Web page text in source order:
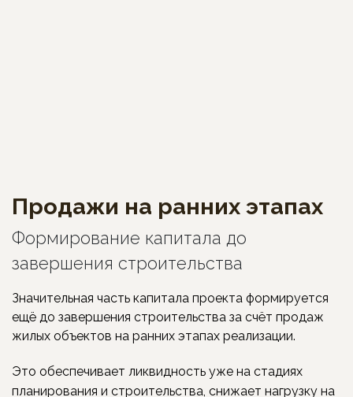
Продажи на ранних этапах
Формирование капитала до
завершения строительства
Значительная часть капитала проекта формируется
ещё до завершения строительства за счёт продаж
жилых объектов на ранних этапах реализации.
Это обеспечивает ликвидность уже на стадиях
планирования и строительства, снижает нагрузку на